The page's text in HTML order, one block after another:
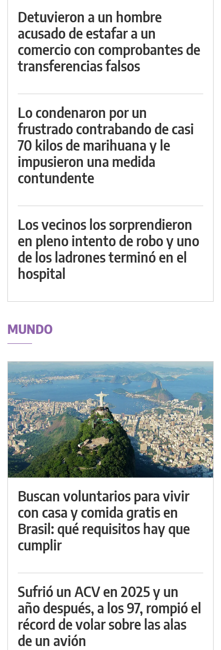
Detuvieron a un hombre
acusado de estafar a un
comercio con comprobantes de
transferencias falsos
Lo condenaron por un
frustrado contrabando de casi
70 kilos de marihuana y le
impusieron una medida
contundente
Los vecinos los sorprendieron
en pleno intento de robo y uno
de los ladrones terminó en el
hospital
MUNDO
Buscan voluntarios para vivir
con casa y comida gratis en
Brasil: qué requisitos hay que
cumplir
Sufrió un ACV en 2025 y un
año después, a los 97, rompió el
récord de volar sobre las alas
de un avión